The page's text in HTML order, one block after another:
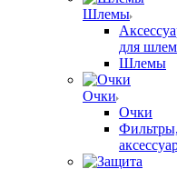
Шлемы
для
Шлемы
Очки
Очки
Фильтры,